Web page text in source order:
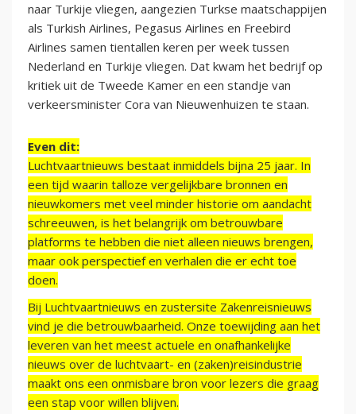
naar Turkije vliegen, aangezien Turkse maatschappijen
als Turkish Airlines, Pegasus Airlines en Freebird
Airlines samen tientallen keren per week tussen
Nederland en Turkije vliegen. Dat kwam het bedrijf op
kritiek uit de Tweede Kamer en een standje van
verkeersminister Cora van Nieuwenhuizen te staan.
Even dit:
Luchtvaartnieuws bestaat inmiddels bijna 25 jaar. In
een tijd waarin talloze vergelijkbare bronnen en
nieuwkomers met veel minder historie om aandacht
schreeuwen, is het belangrijk om betrouwbare
platforms te hebben die niet alleen nieuws brengen,
maar ook perspectief en verhalen die er echt toe
doen.
Bij Luchtvaartnieuws en zustersite Zakenreisnieuws
vind je die betrouwbaarheid. Onze toewijding aan het
leveren van het meest actuele en onafhankelijke
nieuws over de luchtvaart- en (zaken)reisindustrie
maakt ons een onmisbare bron voor lezers die graag
een stap voor willen blijven.